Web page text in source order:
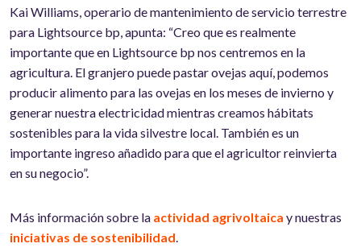
Kai Williams, operario de mantenimiento de servicio terrestre
para Lightsource bp, apunta: “Creo que es realmente
importante que en Lightsource bp nos centremos en la
agricultura. El granjero puede pastar ovejas aquí, podemos
producir alimento para las ovejas en los meses de invierno y
generar nuestra electricidad mientras creamos hábitats
sostenibles para la vida silvestre local. También es un
importante ingreso añadido para que el agricultor reinvierta
en su negocio”.
Más información sobre la actividad agrivoltaica y nuestras
iniciativas de sostenibilidad.